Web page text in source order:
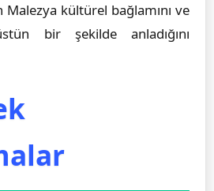
Malezya kültürel bağlamını ve
bir şekilde anladığını